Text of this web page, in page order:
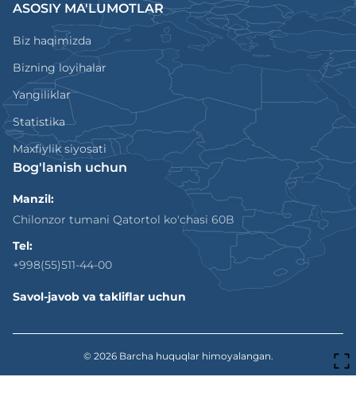
ASOSIY MA'LUMOTLAR
Biz haqimizda
Bizning loyihalar
Yangiliklar
Statistika
Maxfiylik siyosati
Bog'lanish uchun
Manzil:
Chilonzor tumani Qatortol ko'chasi 60B
Tel:
+998(55)511-44-00
Savol-javob va takliflar uchun
© 2026 Barcha huquqlar himoyalangan.